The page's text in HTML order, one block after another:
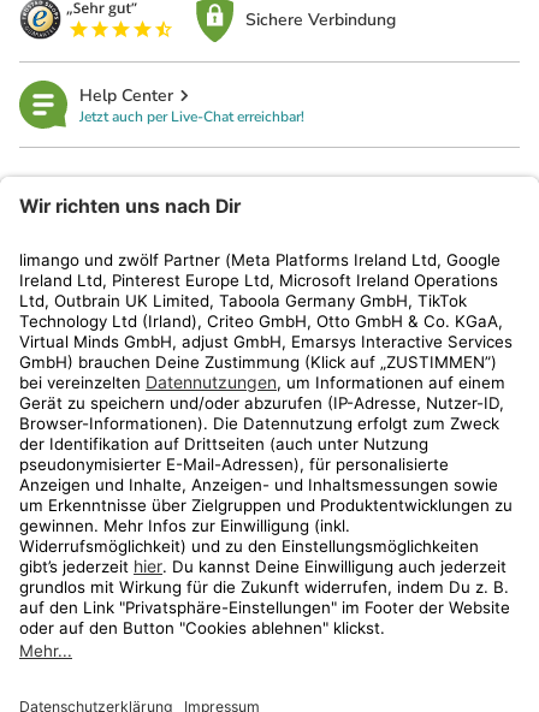
Sichere Verbindung
Help Center
Jetzt auch per Live-Chat erreichbar!
Kundenservice
Shop
Aktionen
Travel